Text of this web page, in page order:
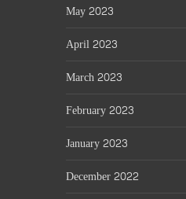
May 2023
April 2023
March 2023
February 2023
January 2023
December 2022